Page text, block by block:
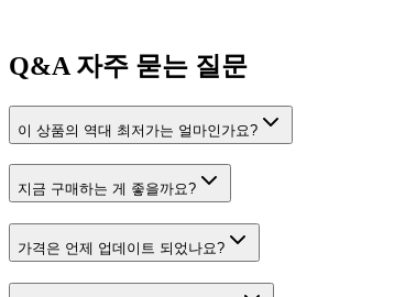
Q&A 자주 묻는 질문
이 상품의 역대 최저가는 얼마인가요?
지금 구매하는 게 좋을까요?
가격은 언제 업데이트 되었나요?